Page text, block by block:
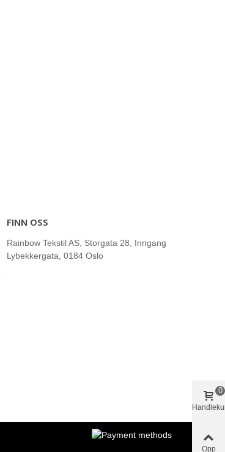
FINN OSS
Rainbow Tekstil AS, Storgata 28, Inngang
Lybekkergata, 0184 Oslo
0
Opp